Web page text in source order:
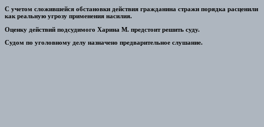
С учетом сложившейся обстановки действия гражданина стражи порядка расценили
как реальную угрозу применения насилия.
Оценку действий подсудимого Харина М. предстоит решить суду.
Судом по уголовному делу назначено предварительное слушание.